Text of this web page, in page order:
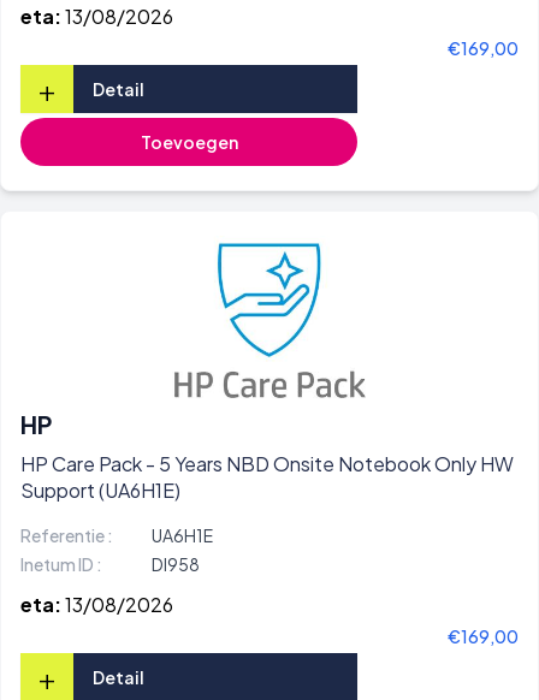
eta:13/08/2026
€169,00
+ Detail
Toevoegen
HP
HP Care Pack - 5 Years NBD Onsite Notebook Only HW
Support (UA6H1E)
Referentie :
UA6H1E
Inetum ID :
DI958
eta:13/08/2026
€169,00
+ Detail